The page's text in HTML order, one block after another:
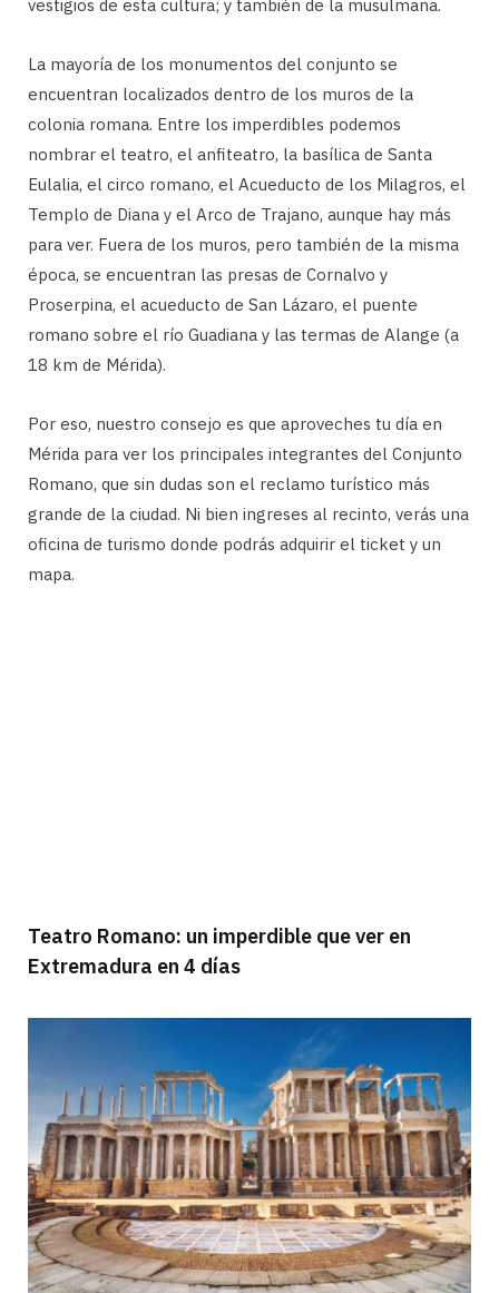
vestigios de esta cultura; y también de la musulmana.
La mayoría de los monumentos del conjunto se
encuentran localizados dentro de los muros de la
colonia romana. Entre los imperdibles podemos
nombrar el teatro, el anfiteatro, la basílica de Santa
Eulalia, el circo romano, el Acueducto de los Milagros, el
Templo de Diana y el Arco de Trajano, aunque hay más
para ver. Fuera de los muros, pero también de la misma
época, se encuentran las presas de Cornalvo y
Proserpina, el acueducto de San Lázaro, el puente
romano sobre el río Guadiana y las termas de Alange (a
18 km de Mérida).
Por eso, nuestro consejo es que aproveches tu día en
Mérida para ver los principales integrantes del Conjunto
Romano, que sin dudas son el reclamo turístico más
grande de la ciudad. Ni bien ingreses al recinto, verás una
oficina de turismo donde podrás adquirir el ticket y un
mapa.
Teatro Romano: un imperdible que ver en
Extremadura en 4 días